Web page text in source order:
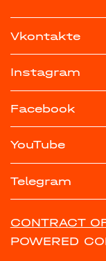
Vkontakte
Instagram
Facebook
YouTube
Telegram
CONTRACT
POWERED